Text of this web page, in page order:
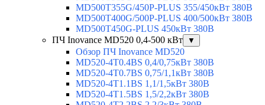
MD500T355G/450P-PLUS 355/450кВт 380В
MD500T400G/500P-PLUS 400/500кВт 380В
MD500T450G-PLUS 450кВт 380В
ПЧ Inovance MD520 0,4-500 кВт
▼
Обзор ПЧ Inovance MD520
MD520-4T0.4BS 0,4/0,75кВт 380В
MD520-4T0.7BS 0,75/1,1кВт 380В
MD520-4T1.1BS 1,1/1,5кВт 380В
MD520-4T1.5BS 1,5/2,2кВт 380В